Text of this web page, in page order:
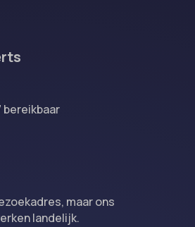
maar ons
landelijk.